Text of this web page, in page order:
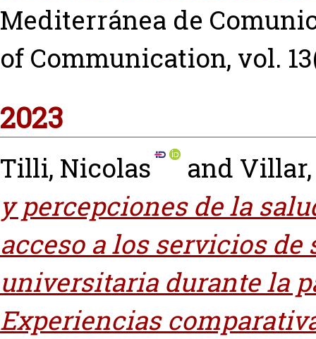
Mediterránea de
of Communication, vol.
2023
Tilli, Nicolas and
y percepciones de la
acceso a los servicios
universitaria durante la
Experiencias